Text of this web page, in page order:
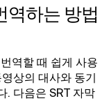
역하는 방법
역할 때 쉽게 사용
상의 대사와 동기
. 다음은 SRT 자막